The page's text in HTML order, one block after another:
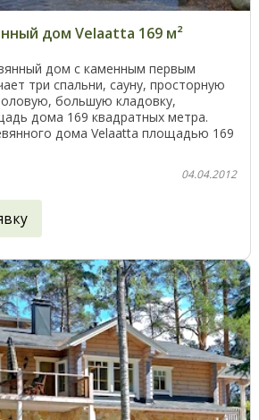
дом Velaatta 169 м²
дом с каменным первым
три спальни, сауну, просторную
большую кладовку,
дома 169 квадратных метра.
дома Velaatta площадью 169
04.04.2012